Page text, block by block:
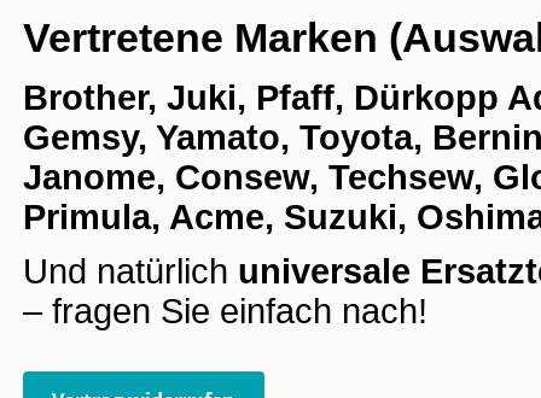
Vertretene Marken
Brother, Juki, Pfaff, Dürkopp
Gemsy, Yamato, Toyota,
Janome, Consew, Techsew,
Primula, Acme, Suzuki,
Und natürlich universale
– fragen Sie einfach nach!